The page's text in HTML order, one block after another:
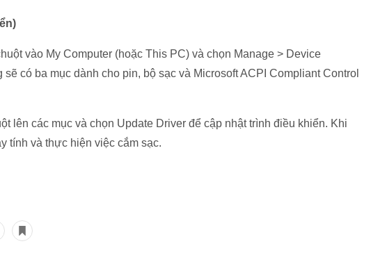
vào My Computer (hoặc This PC) và chọn Manage > Device
có ba mục dành cho pin, bộ sạc và Microsoft ACPI Compliant Control
lên các mục và chọn Update Driver để cập nhật trình điều khiển. Khi
tính và thực hiện việc cắm sạc.